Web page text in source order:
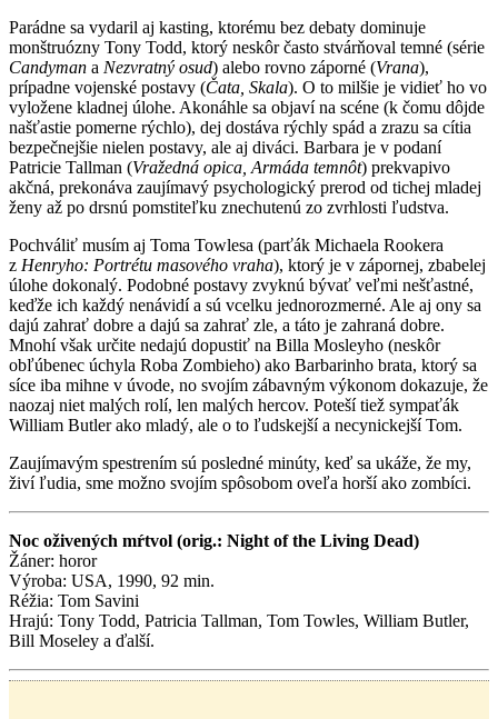
Parádne sa vydaril aj kasting, ktorému bez debaty dominuje
monštruózny Tony Todd, ktorý neskôr často stvárňoval temné (série
Candyman a Nezvratný osud) alebo rovno záporné (Vrana),
prípadne vojenské postavy (Čata, Skala). O to milšie je vidieť ho vo
vyložene kladnej úlohe. Akonáhle sa objaví na scéne (k čomu dôjde
našťastie pomerne rýchlo), dej dostáva rýchly spád a zrazu sa cítia
bezpečnejšie nielen postavy, ale aj diváci. Barbara je v podaní
Patricie Tallman (Vražedná opica, Armáda temnôt) prekvapivo
akčná, prekonáva zaujímavý psychologický prerod od tichej mladej
ženy až po drsnú pomstiteľku znechutenú zo zvrhlosti ľudstva.
Pochváliť musím aj Toma Towlesa (parťák Michaela Rookera
z Henryho: Portrétu masového vraha), ktorý je v zápornej, zbabelej
úlohe dokonalý. Podobné postavy zvyknú bývať veľmi nešťastné,
keďže ich každý nenávidí a sú vcelku jednorozmerné. Ale aj ony sa
dajú zahrať dobre a dajú sa zahrať zle, a táto je zahraná dobre.
Mnohí však určite nedajú dopustiť na Billa Mosleyho (neskôr
obľúbenec úchyla Roba Zombieho) ako Barbarinho brata, ktorý sa
síce iba mihne v úvode, no svojím zábavným výkonom dokazuje, že
naozaj niet malých rolí, len malých hercov. Poteší tiež sympaťák
William Butler ako mladý, ale o to ľudskejší a necynickejší Tom.
Zaujímavým spestrením sú posledné minúty, keď sa ukáže, že my,
živí ľudia, sme možno svojím spôsobom oveľa horší ako zombíci.
Noc oživených mŕtvol (orig.: Night of the Living Dead)
Žáner: horor
Výroba: USA, 1990, 92 min.
Réžia: Tom Savini
Hrajú: Tony Todd, Patricia Tallman, Tom Towles, William Butler,
Bill Moseley a ďalší.